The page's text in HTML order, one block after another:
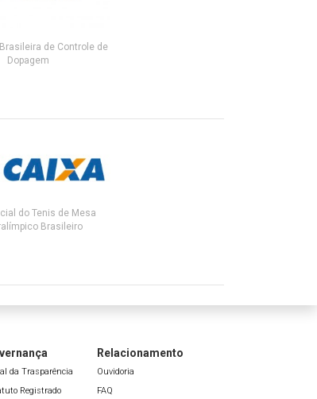
de Controle de
Dopagem
do Tenis de Mesa
Brasileiro
da Trasparência
Registrado
Relacionamento
Ouvidoria
FAQ